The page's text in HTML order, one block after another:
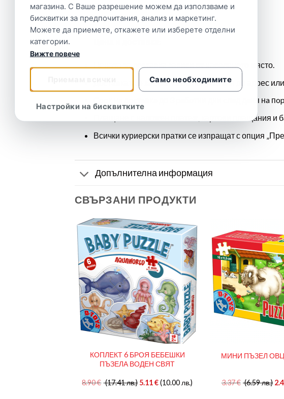
Размер на пъзела:47,5×68 см
Размер на кутията: 36x21x4,8 cм
Цената за доставка зависи от населеното място.
Доставката е за сметка на получателя до адрес
Cpoĸ нa дocтaвĸa до 3 paбoтни дни cлeд дeня нa
Плащане с наложен платеж, картови плащания и
Всички куриерски пратки се изпращат с опция
Допълнителна информация
СВЪРЗАНИ ПРОДУКТИ
КОПЛЕКТ 6 БРОЯ БЕБЕШКИ
ПЪЗЕЛА ВОДЕН СВЯТ
8.90€ (17.41 лв.) 5.11€(10.00 лв.)
МИНИ ПЪЗЕЛ
3.37€ (6.59 лв.)
магазина. С Ваше разрешение можем да използваме и
бисквитки за предпочитания, анализ и маркетинг.
Можете да приемете, откажете или изберете отделни
категории.
Само необходимите
Настройки на бисквитките
Вижте повече